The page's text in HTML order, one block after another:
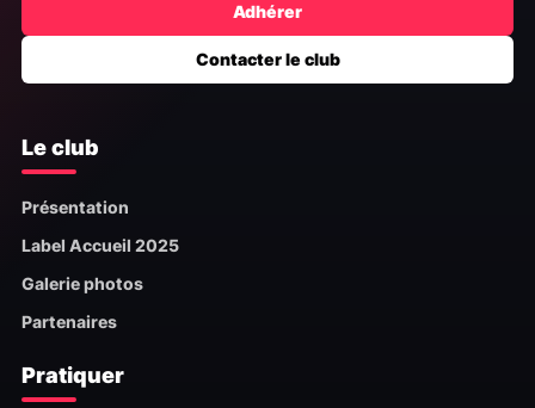
Adhérer
Contacter le club
Le club
Présentation
Label Accueil 2025
Galerie photos
Partenaires
Pratiquer